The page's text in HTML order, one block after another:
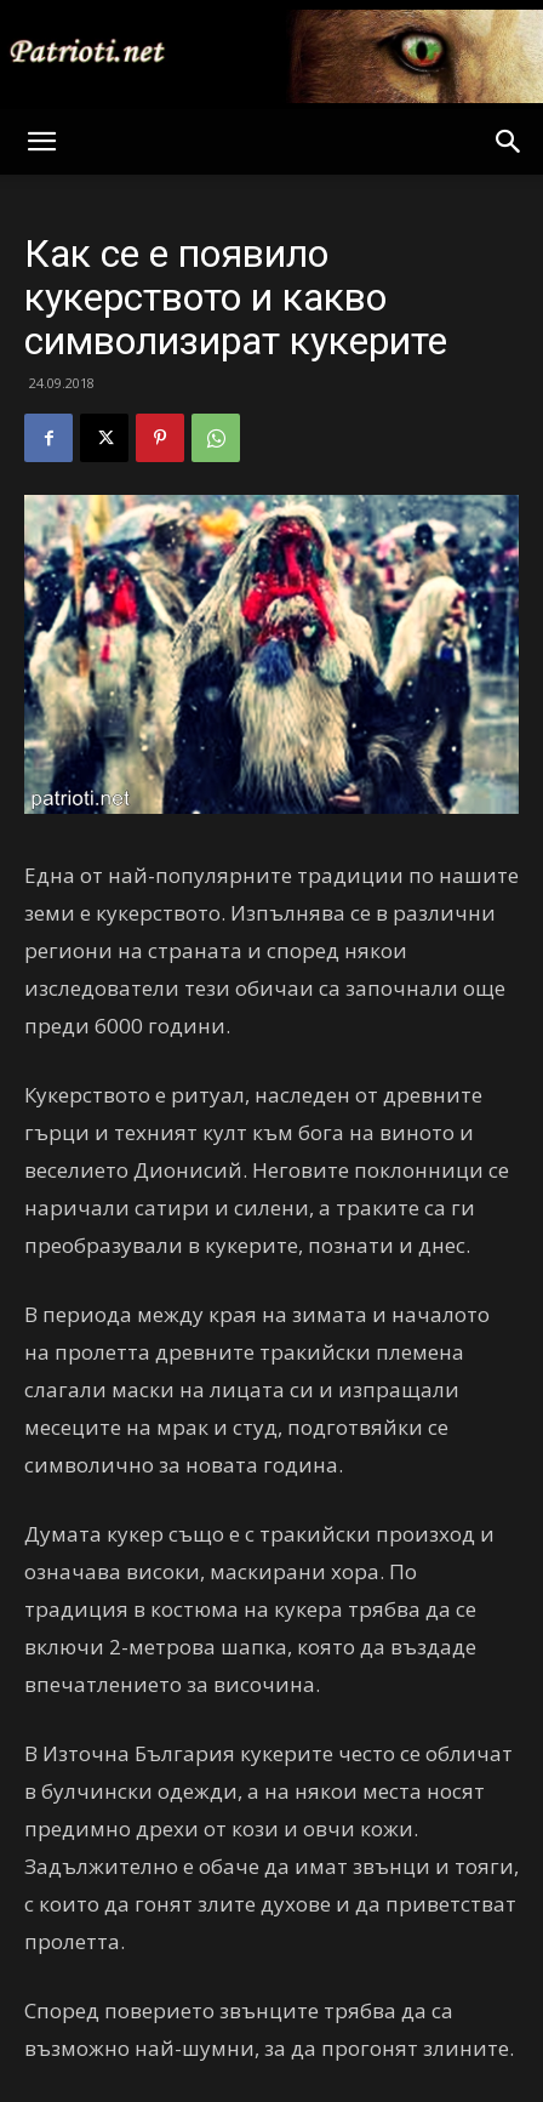
Net
Как се е появило
кукерството и какво
символизират кукерите
24.09.2018
Една от най-популярните традиции по нашите
земи е кукерството. Изпълнява се в различни
региони на страната и според някои
изследователи тези обичаи са започнали още
преди 6000 години.
Кукерството е ритуал, наследен от древните
гърци и техният култ към бога на виното и
веселието Дионисий. Неговите поклонници се
наричали сатири и силени, а траките са ги
преобразували в кукерите, познати и днес.
В периода между края на зимата и началото
на пролетта древните тракийски племена
слагали маски на лицата си и изпращали
месеците на мрак и студ, подготвяйки се
символично за новата година.
Думата кукер също е с тракийски произход и
означава високи, маскирани хора. По
традиция в костюма на кукера трябва да се
включи 2-метрова шапка, която да въздаде
впечатлението за височина.
В Източна България кукерите често се обличат
в булчински одежди, а на някои места носят
предимно дрехи от кози и овчи кожи.
Задължително е обаче да имат звънци и тояги,
с които да гонят злите духове и да приветстват
пролетта.
Според поверието звънците трябва да са
възможно най-шумни, за да прогонят злините.